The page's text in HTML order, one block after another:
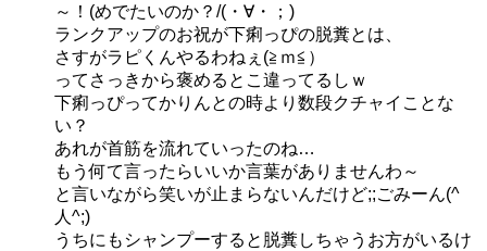
～！(めでたいのか？/(・∀・；)
ランクアップのお祝が下痢っぴの脱糞とは、
さすがラピくんやるわねぇ(≧ｍ≦）
ってさっきから褒めるとこ違ってるしｗ
下痢っぴってかりんとの時より数段クチャイことな
い？
あれが首筋を流れていったのね…
もう何て言ったらいいか言葉がありませんわ～
と言いながら笑いが止まらないんだけど;;ごみーん(^
人^;)
うちにもシャンプーすると脱糞しちゃうお方がいるけ